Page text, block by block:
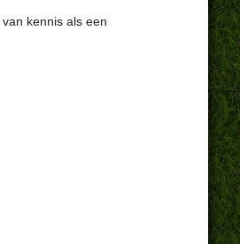
kennis als een